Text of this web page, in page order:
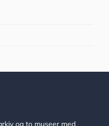
og to museer med